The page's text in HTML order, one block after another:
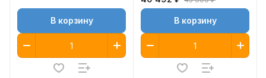
В корзину В корзину